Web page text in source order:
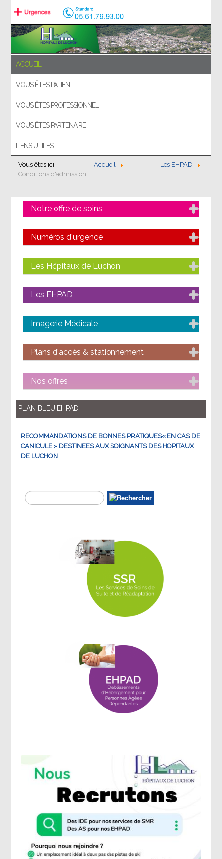
ACCUEIL
VOUS ÊTES PATIENT
VOUS ÊTES PROFESSIONNEL
VOUS ÊTES PARTENAIRE
LIENS UTILES
Vous êtes ici : Accueil
Les EHPAD
Conditions d'admission
Notre offre de soins
Numéros d'urgence
Les Hôpitaux de Luchon
Les EHPAD
Imagerie Médicale
Plans d'accès & stationnement
Nos offres
PLAN BLEU EHPAD
RECOMMANDATIONS DE BONNES PRATIQUES« EN CAS DE
CANICULE » DESTINEES AUX SOIGNANTS DES HOPITAUX
DE LUCHON